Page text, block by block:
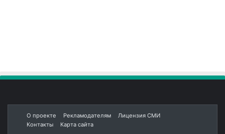
О проекте Рекламодателям
Лицензия СМИ
Контакты
Карта сайта